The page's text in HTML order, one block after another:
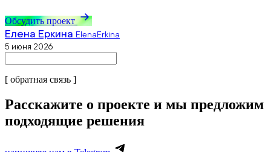
Обсудить проект
Елена Еркина ElenaErkina
5 июня 2026
[ обратная связь ]
Расскажите о проекте и мы предложим
подходящие решения